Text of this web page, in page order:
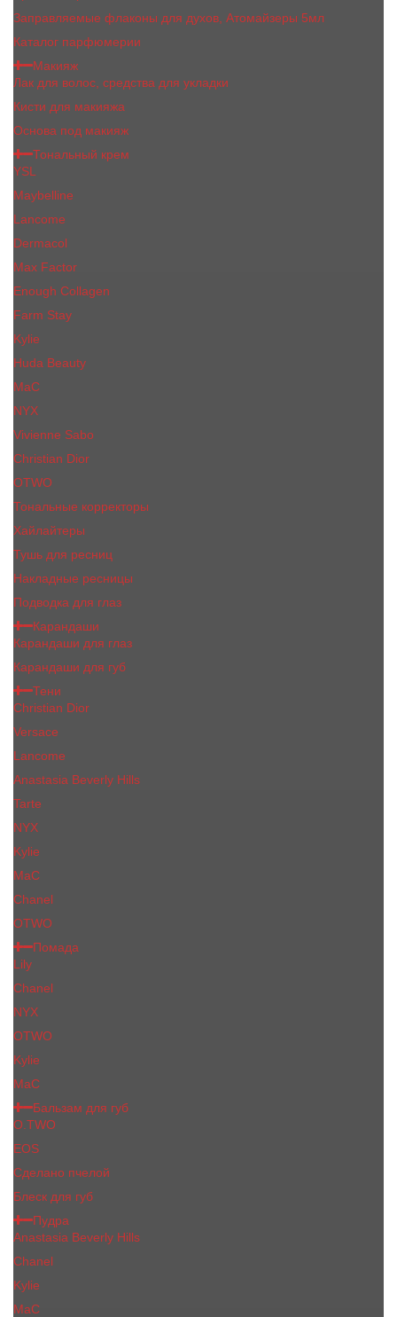
Заправляемые флаконы для духов, Атомайзеры 5мл
Каталог парфюмерии
Макияж
Лак для волос, средства для укладки
Кисти для макияжа
Основа под макияж
Тональный крем
YSL
Maybelline
Lancome
Dermacol
Max Factor
Enough Collagen
Farm Stay
Kylie
Huda Beauty
МаС
NYX
Vivienne Sabo
Сhristiаn Diоr
OTWO
Тональные корректоры
Хайлайтеры
Тушь для ресниц
Накладные ресницы
Подводка для глаз
Карандаши
Карандаши для глаз
Карандаши для губ
Тени
Christian Dior
Versace
Lancome
Anastasia Beverly Hills
Tarte
NYX
Kylie
MaC
Сhanеl
OTWO
Помада
Lily
Chanel
NYX
OTWO
Kylie
МаС
Бальзам для губ
O.TWO
EOS
Сделано пчелой
Блеск для губ
Пудра
Anastasia Beverly Hills
Chanel
Kylie
MaC